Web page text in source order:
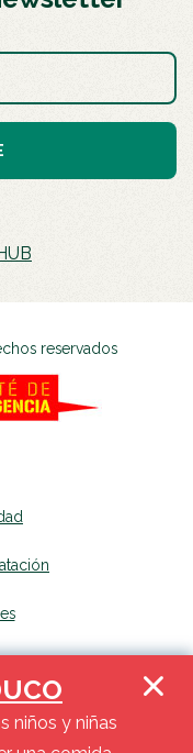
niños y niñas
reservados